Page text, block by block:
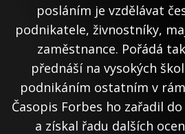
posláním je vzdělávat
podnikatele, živnostníky,
zaměstnance. Pořádá
přednáší na vysokých
podnikáním ostatním v
Časopis Forbes ho zařadil
a získal řadu dalších